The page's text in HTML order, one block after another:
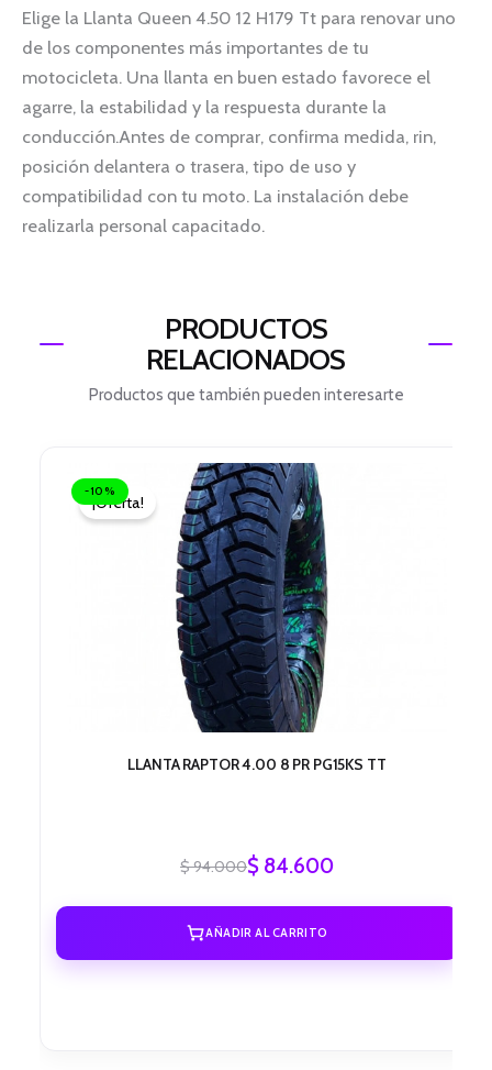
Elige la Llanta Queen 4.50 12 H179 Tt para renovar uno
de los componentes más importantes de tu
motocicleta. Una llanta en buen estado favorece el
agarre, la estabilidad y la respuesta durante la
conducción.Antes de comprar, confirma medida, rin,
posición delantera o trasera, tipo de uso y
compatibilidad con tu moto. La instalación debe
realizarla personal capacitado.
PRODUCTOS
RELACIONADOS
Productos que también pueden interesarte
-10%
¡Oferta!
LLANTA RAPTOR 4.00 8 PR PG15KS TT
$94.000
El
precio
original
era:
$ 94.000.
$ 84.600
El
precio
actual
es:
$ 84.600.
AÑADIR AL CARRITO